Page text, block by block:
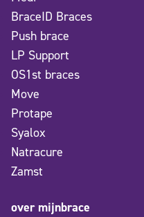
BraceID Braces
Push brace
LP Support
OS1st braces
Move
Protape
Syalox
Natracure
Zamst
over mijnbrace